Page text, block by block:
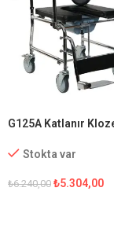
G125A Katlanır
Stokta var
₺6.240,00 ₺5.304,00